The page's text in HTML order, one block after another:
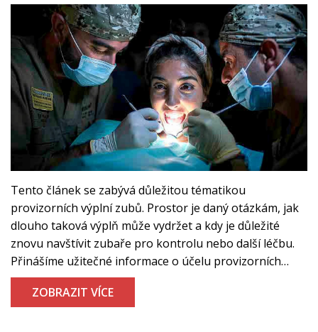
Tento článek se zabývá důležitou tématikou
provizorních výplní zubů. Prostor je daný otázkám, jak
dlouho taková výplň může vydržet a kdy je důležité
znovu navštívit zubaře pro kontrolu nebo další léčbu.
Přinášíme užitečné informace o účelu provizorních
výplní, jak se o ně starat a jak rozpoznat, že je čas na
jejich výměnu, aby bylo váše ústní zdraví neustále v
ZOBRAZIT VÍCE